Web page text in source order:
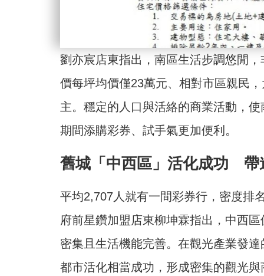
劉亦宸店東指出，南區生活步調悠閒
價每坪均價僅23萬元、相對市區親民
主。穩定的人口與活絡的商業活動，
期間添購彩券、試手氣更加便利。
舊城「中西區」活化成功 帶
平均2,707人就有一間彩券行，密度排
府前星鑽加盟店東柳坤霖指出，中西
密集且生活機能完善。在觀光產業發
都市活化相當成功，形成密集的觀光